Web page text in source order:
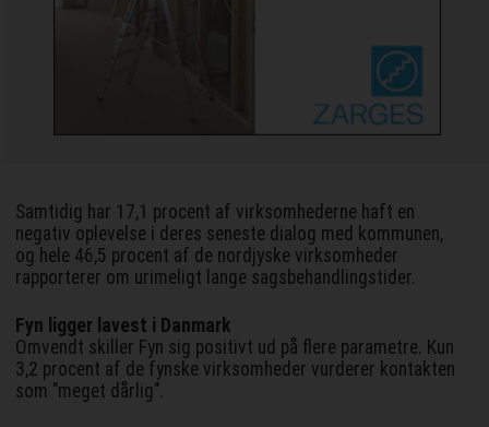
Samtidig har 17,1 procent af virksomhederne haft en
negativ oplevelse i deres seneste dialog med kommunen,
og hele 46,5 procent af de nordjyske virksomheder
rapporterer om urimeligt lange sagsbehandlingstider.
Fyn ligger lavest i Danmark
Omvendt skiller Fyn sig positivt ud på flere parametre. Kun
3,2 procent af de fynske virksomheder vurderer kontakten
som "meget dårlig".